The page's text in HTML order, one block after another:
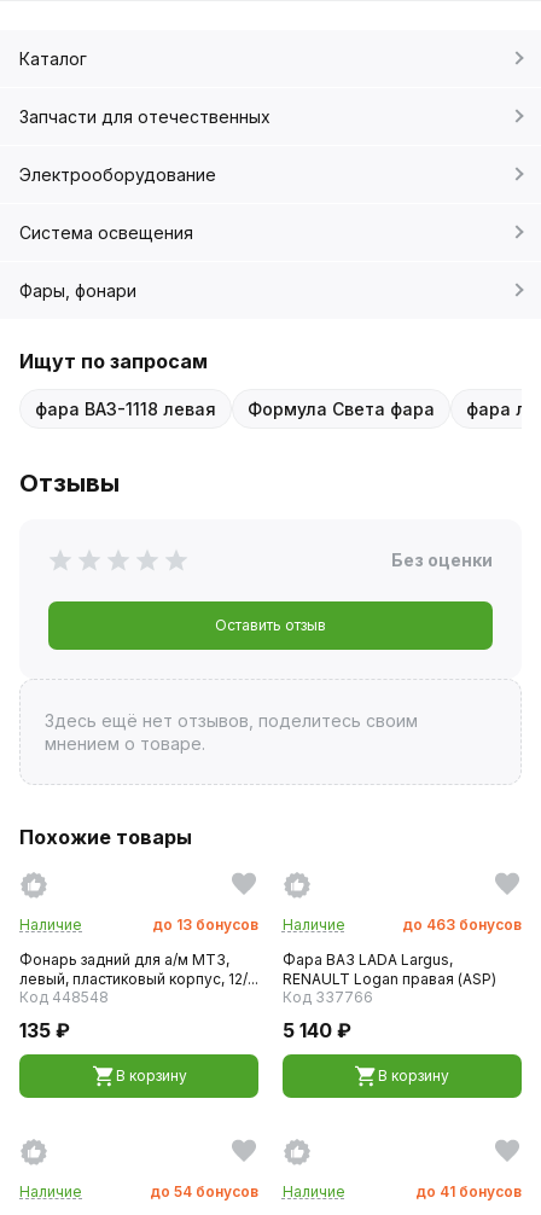
Каталог
Запчасти для отечественных
Электрооборудование
Система освещения
Фары, фонари
Ищут по запросам
фара ВАЗ-1118 левая Формула Света фара фара
Отзывы
Без оценки
Оставить отзыв
Здесь ещё нет отзывов, поделитесь своим
мнением о товаре.
Похожие товары
Наличие до 13 бонусов
Фонарь задний для а/м МТЗ,
левый, пластиковый корпус, 12/...
Код 448548
135 ₽
В корзину
Наличие до 463 бонусов
Фара ВАЗ LADA Largus,
RENAULT Logan правая (ASP)
Код 337766
5 140 ₽
В корзину
Наличие до 54 бонусов
Наличие до 41 бонусов